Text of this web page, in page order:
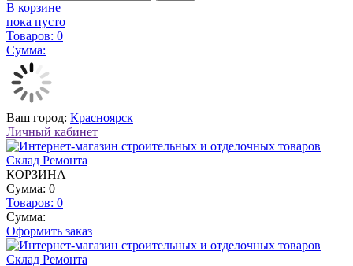
В корзине
пока пусто
Товаров: 0
Сумма:
Ваш город: Красноярск
Личный кабинет
КОРЗИНА
Сумма: 0
Товаров: 0
Сумма:
Оформить заказ